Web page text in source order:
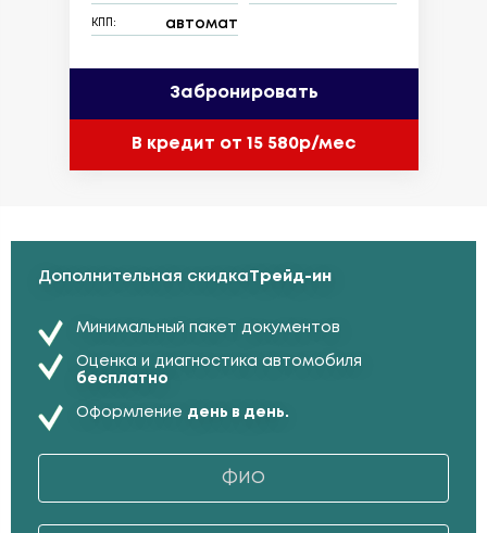
КПП: автомат
Забронировать
В кредит от 15 580р/мес
Дополнительная скидкаТрейд-ин
Минимальный пакет документов
Оценка и диагностика автомобиля
бесплатно
Оформление день в день.